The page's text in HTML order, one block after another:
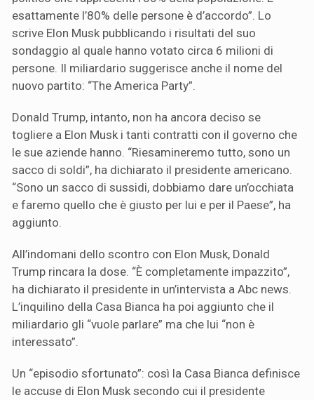
esattamente l’80% delle persone è d’accordo”. Lo
scrive Elon Musk pubblicando i risultati del suo
sondaggio al quale hanno votato circa 6 milioni di
persone. Il miliardario suggerisce anche il nome del
nuovo partito: “The America Party”.
Donald Trump, intanto, non ha ancora deciso se
togliere a Elon Musk i tanti contratti con il governo che
le sue aziende hanno. “Riesamineremo tutto, sono un
sacco di soldi”, ha dichiarato il presidente americano.
“Sono un sacco di sussidi, dobbiamo dare un’occhiata
e faremo quello che è giusto per lui e per il Paese”, ha
aggiunto.
All’indomani dello scontro con Elon Musk, Donald
Trump rincara la dose. “È completamente impazzito”,
ha dichiarato il presidente in un’intervista a Abc news.
L’inquilino della Casa Bianca ha poi aggiunto che il
miliardario gli “vuole parlare” ma che lui “non è
interessato”.
Un “episodio sfortunato”: così la Casa Bianca definisce
le accuse di Elon Musk secondo cui il presidente